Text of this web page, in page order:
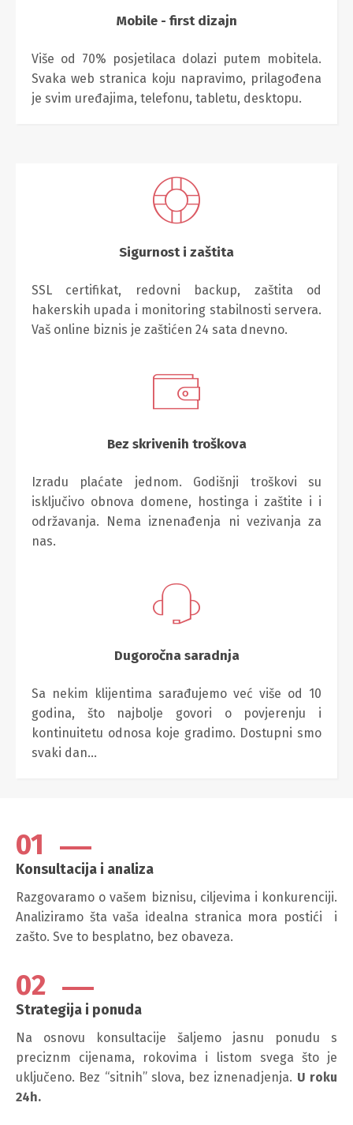
Mobile - first dizajn
Više od 70% posjetilaca dolazi putem mobitela.
Svaka web stranica koju napravimo, prilagođena
je svim uređajima, telefonu, tabletu, desktopu.
Sigurnost i zaštita
SSL certifikat, redovni backup, zaštita od
hakerskih upada i monitoring stabilnosti servera.
Vaš online biznis je zaštićen 24 sata dnevno.
Bez skrivenih troškova
Izradu plaćate jednom. Godišnji troškovi su
isključivo obnova domene, hostinga i zaštite i i
održavanja. Nema iznenađenja ni vezivanja za
nas.
Dugoročna saradnja
Sa nekim klijentima sarađujemo već više od 10
godina, što najbolje govori o povjerenju i
kontinuitetu odnosa koje gradimo. Dostupni smo
svaki dan…
01
Konsultacija i analiza
Razgovaramo o vašem biznisu, ciljevima i konkurenciji.
Analiziramo šta vaša idealna stranica mora postići i
zašto. Sve to besplatno, bez obaveza.
02
Strategija i ponuda
Na osnovu konsultacije šaljemo jasnu ponudu s
preciznm cijenama, rokovima i listom svega što je
uključeno. Bez “sitnih” slova, bez iznenadjenja. U roku
24h.